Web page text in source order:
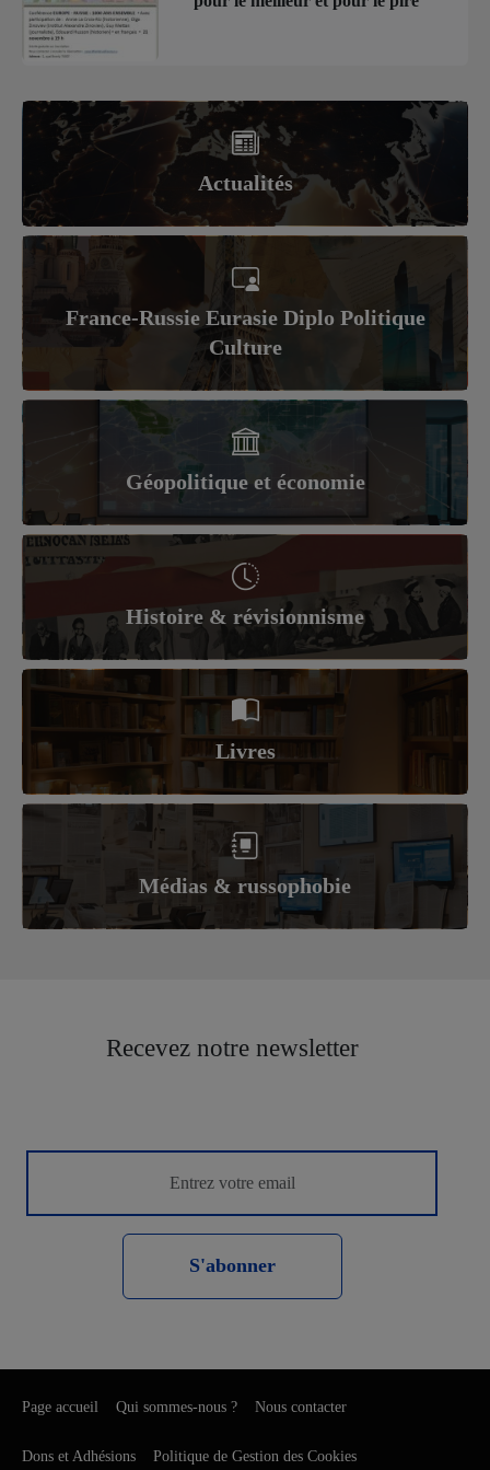
Actualités
France-Russie Eurasie Diplo Politique
Culture
Géopolitique et économie
Histoire & révisionnisme
Livres
Médias & russophobie
Recevez notre newsletter
S'abonner
Page accueil Qui sommes-nous ? Nous contacter
Dons et Adhésions Politique de Gestion des Cookies